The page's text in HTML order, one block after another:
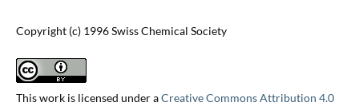
Copyright (c) 1996 Swiss Chemical Society
This work is licensed under aCreative Commons Attribution 4.0